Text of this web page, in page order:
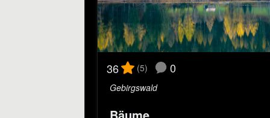
36 (5) 0
Gebirgswald